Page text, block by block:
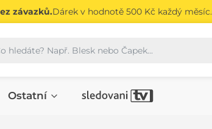
závazků.Dárek v hodnotě 500 Kč každý měsíc.
Ostatní